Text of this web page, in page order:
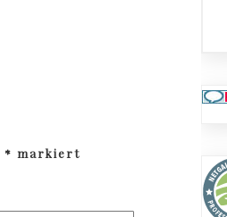
* markiert